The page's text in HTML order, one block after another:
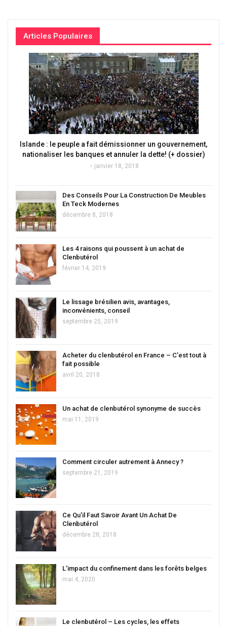
Articles Populaires
Islande : le peuple a fait démissionner un gouvernement,
nationaliser les banques et annuler la dette! (+ dossier)
janvier 18, 2018
Des Conseils Pour La Construction De Meubles
En Teck Modernes
décembre 8, 2018
Les 4 raisons qui poussent à un achat de
Clenbutérol
février 14, 2019
Le lissage brésilien avis, avantages,
inconvénients, conseil
septembre 25, 2019
Acheter du clenbutérol en France – C’est tout à
fait possible
avril 20, 2018
Un achat de clenbutérol synonyme de succès
mai 11, 2019
Comment circuler autrement à Annecy ?
septembre 21, 2019
Ce Qu’il Faut Savoir Avant Un Achat De
Clenbutérol
décembre 28, 2018
L’impact du confinement dans les forêts belges
mai 4, 2020
Le clenbutérol – Les cycles, les effets